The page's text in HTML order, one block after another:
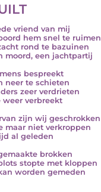
vriend van mij
hem snel te ruimen
rond te bazuinen
moord, een jachtpartij
bespreekt
neer te schieten
zeer verdrieten
verbreekt
zijn wij geschrokken
maar niet verkroppen
al geleden
brokken
stopte met kloppen
worden gemeden